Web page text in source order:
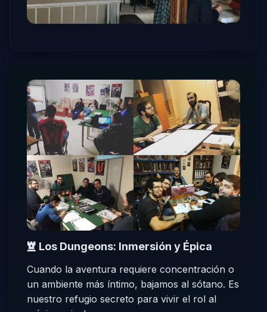
Los Dungeons: Inmersión y Épica
Cuando la aventura requiere concentración o
un ambiente más íntimo, bajamos al sótano. Es
nuestro refugio secreto para vivir el rol al